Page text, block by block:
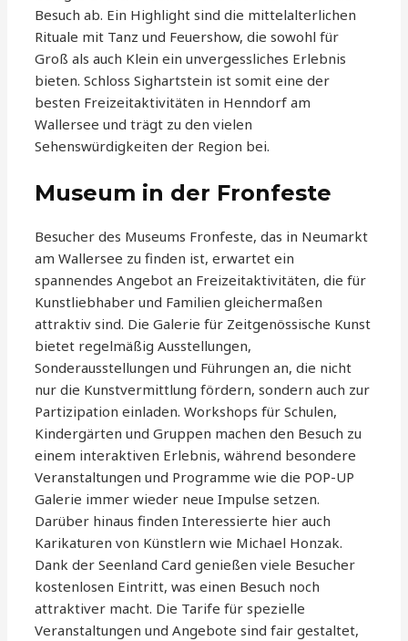
Besuch ab. Ein Highlight sind die mittelalterlichen
Rituale mit Tanz und Feuershow, die sowohl für
Groß als auch Klein ein unvergessliches Erlebnis
bieten. Schloss Sighartstein ist somit eine der
besten Freizeitaktivitäten in Henndorf am
Wallersee und trägt zu den vielen
Sehenswürdigkeiten der Region bei.
Museum in der Fronfeste
Besucher des Museums Fronfeste, das in Neumarkt
am Wallersee zu finden ist, erwartet ein
spannendes Angebot an Freizeitaktivitäten, die für
Kunstliebhaber und Familien gleichermaßen
attraktiv sind. Die Galerie für Zeitgenössische Kunst
bietet regelmäßig Ausstellungen,
Sonderausstellungen und Führungen an, die nicht
nur die Kunstvermittlung fördern, sondern auch zur
Partizipation einladen. Workshops für Schulen,
Kindergärten und Gruppen machen den Besuch zu
einem interaktiven Erlebnis, während besondere
Veranstaltungen und Programme wie die POP-UP
Galerie immer wieder neue Impulse setzen.
Darüber hinaus finden Interessierte hier auch
Karikaturen von Künstlern wie Michael Honzak.
Dank der Seenland Card genießen viele Besucher
kostenlosen Eintritt, was einen Besuch noch
attraktiver macht. Die Tarife für spezielle
Veranstaltungen und Angebote sind fair gestaltet,